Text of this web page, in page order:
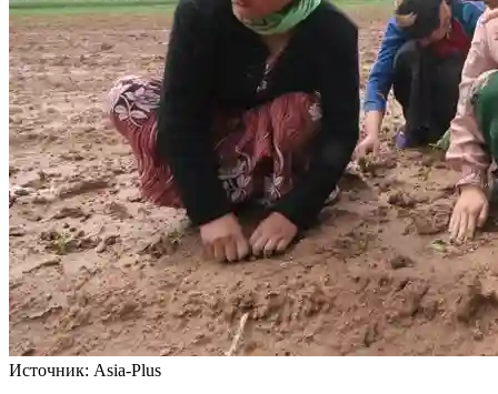
Источник: Asia-Plus